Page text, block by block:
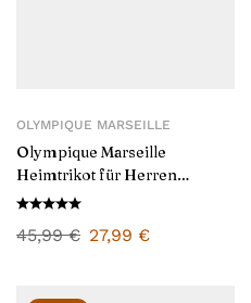
OLYMPIQUE MARSEILLE
Olympique Marseille
Heimtrikot für Herren
2024/25
45,99€ 27,99 €